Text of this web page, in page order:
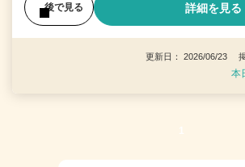
後で見る 詳細を見る
更新日： 2026/06/23
本
1